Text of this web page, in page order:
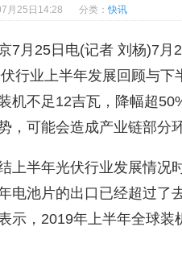
月25日14:28 分类：快讯
7月25日电(记者 刘杨)7
行业上半年发展回顾与
机不足12吉瓦，降幅超
，可能会造成产业链部分
上半年光伏行业发展情况
电池片的出口已经超过了
示，2019年上半年全球